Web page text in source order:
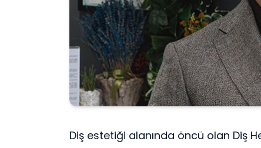
Diş estetiği alanında öncü olan Diş